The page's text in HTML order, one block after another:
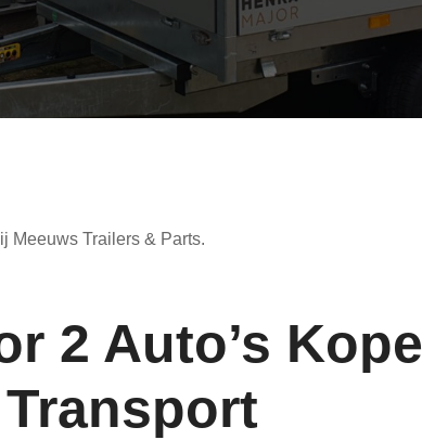
Meeuws Trailers & Parts.
2 Auto’s